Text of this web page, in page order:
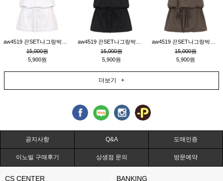
15,000원
5,900원
15,000원
5,900원
15,000원
5,900원
더보기 +
공지사항 Q&A 도매인증
이노빌 구매후기 상생점 문의 방문예약
CS CENTER BANKING